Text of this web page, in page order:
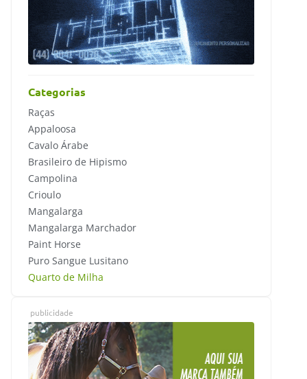
Categorias
Raças
Appaloosa
Cavalo Árabe
Brasileiro de Hipismo
Campolina
Crioulo
Mangalarga
Mangalarga Marchador
Paint Horse
Puro Sangue Lusitano
Quarto de Milha
publicidade